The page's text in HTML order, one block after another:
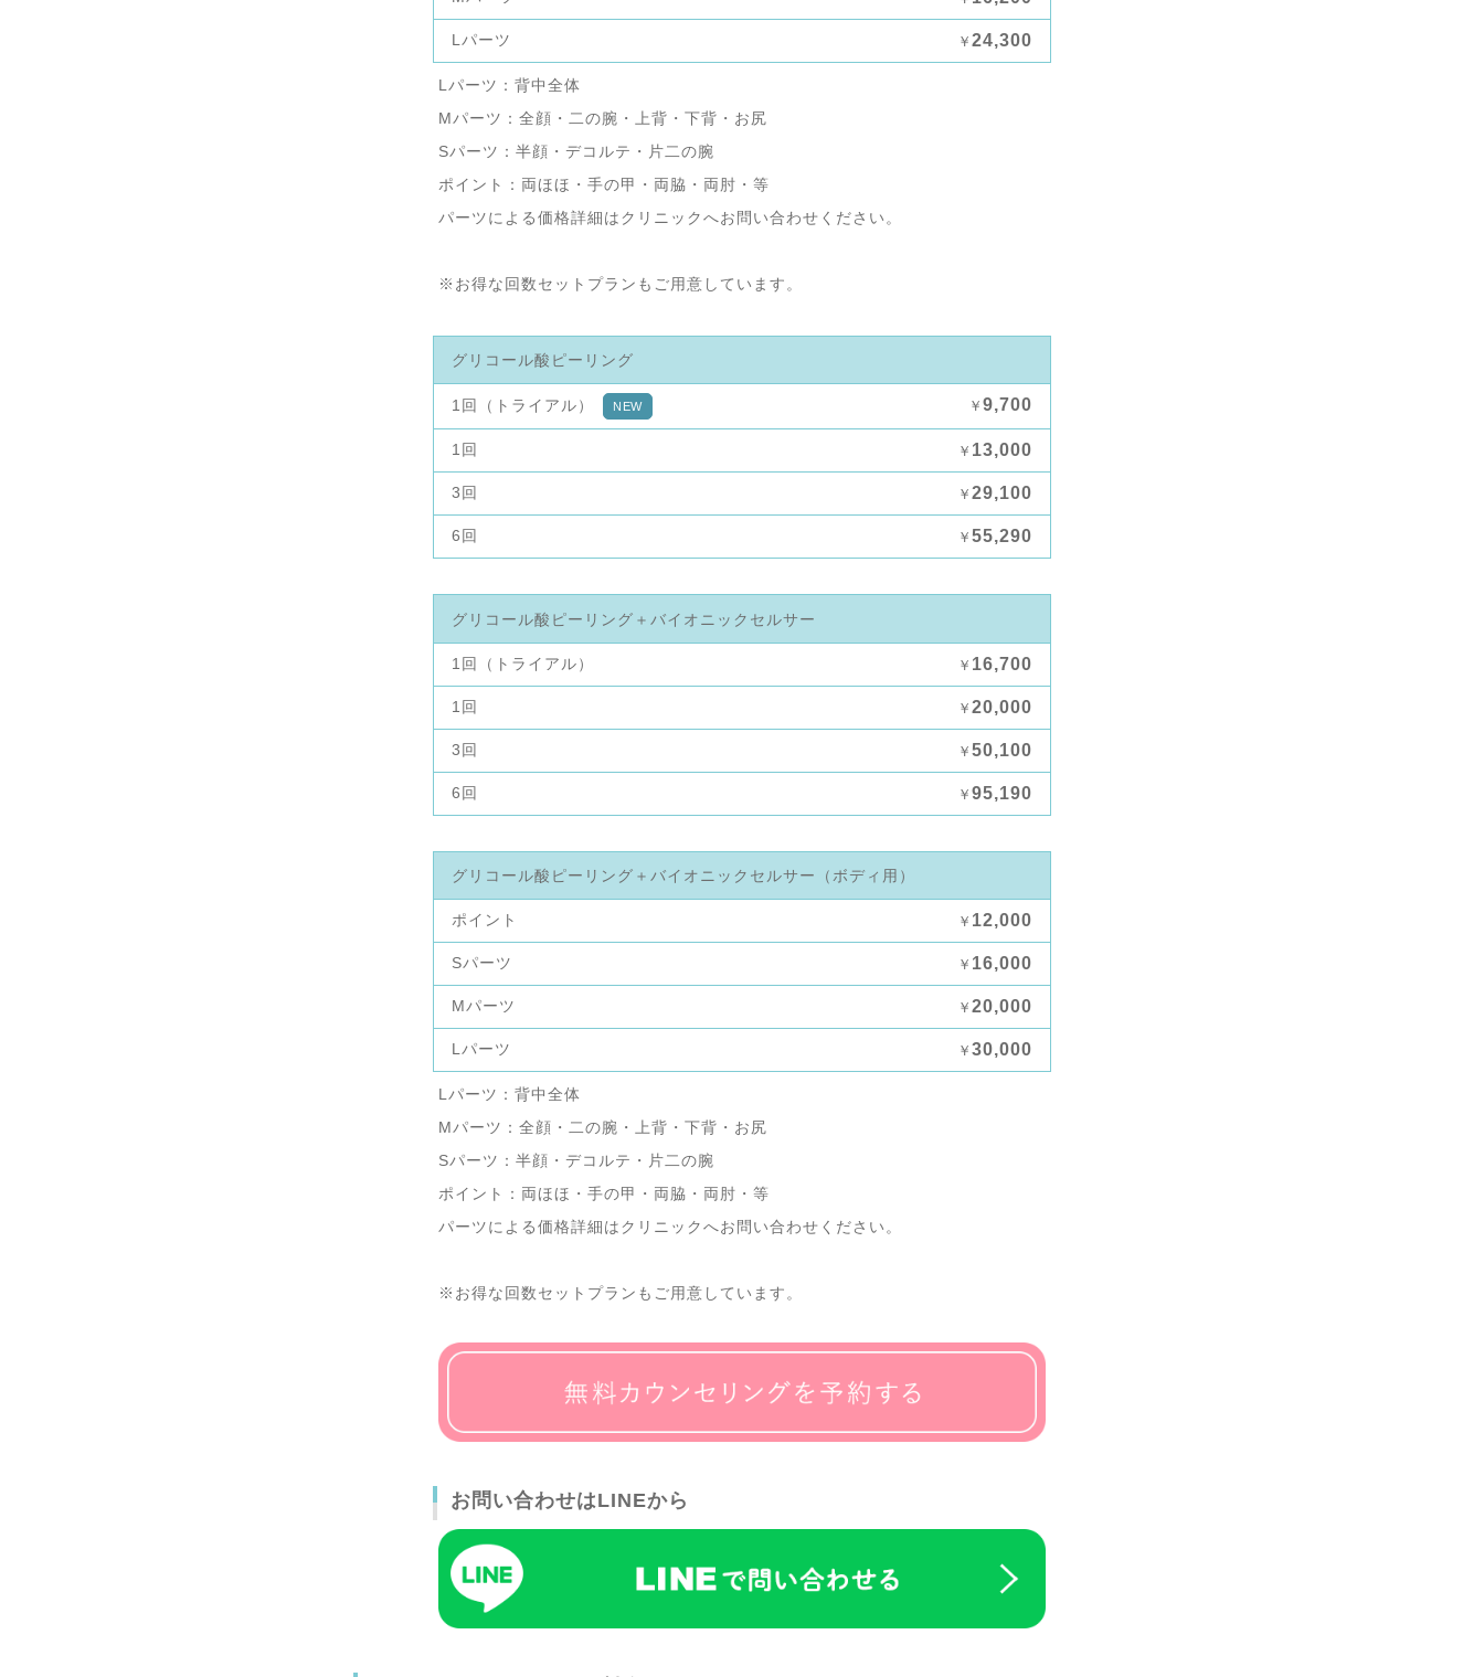
Lパーツ ￥ 24,300
Lパーツ：背中全体
Mパーツ：全顔・二の腕・上背・下背・お尻
Sパーツ：半顔・デコルテ・片二の腕
ポイント：両ほほ・手の甲・両脇・両肘・等
パーツによる価格詳細はクリニックへお問い合わせください。
※お得な回数セットプランもご用意しています。
グリコール酸ピーリング
1回（トライアル） NEW ￥ 9,700
1回 ￥ 13,000
3回 ￥ 29,100
6回 ￥ 55,290
グリコール酸ピーリング＋バイオニックセルサー
1回（トライアル） ￥ 16,700
1回 ￥ 20,000
3回 ￥ 50,100
6回 ￥ 95,190
グリコール酸ピーリング＋バイオニックセルサー（ボディ用）
ポイント ￥ 12,000
Sパーツ ￥ 16,000
Mパーツ ￥ 20,000
Lパーツ ￥ 30,000
Lパーツ：背中全体
Mパーツ：全顔・二の腕・上背・下背・お尻
Sパーツ：半顔・デコルテ・片二の腕
ポイント：両ほほ・手の甲・両脇・両肘・等
パーツによる価格詳細はクリニックへお問い合わせください。
※お得な回数セットプランもご用意しています。
お問い合わせはLINEから